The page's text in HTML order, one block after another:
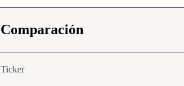
Comparación
Ticker